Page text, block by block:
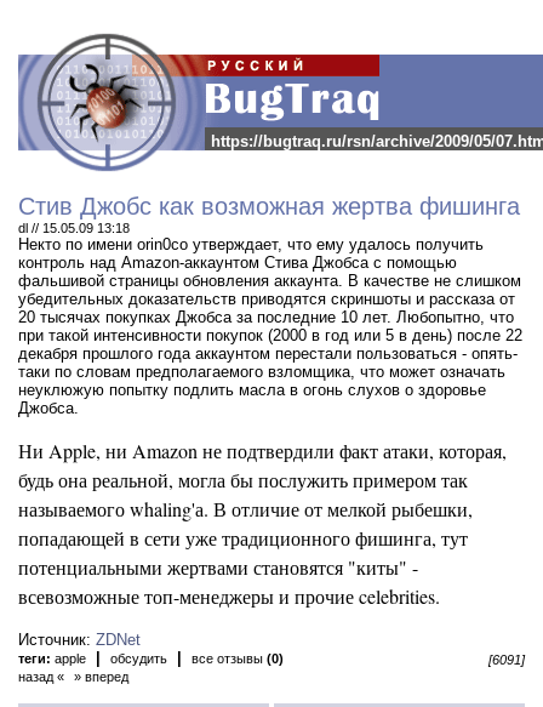
https://bugtraq.ru/rsn/archive/2009/05/
Стив Джобс как возможная жертва фишинга
dl // 15.05.09 13:18
Некто по имени orin0co утверждает, что ему удалось получить
контроль над Amazon-аккаунтом Стива Джобса с помощью
фальшивой страницы обновления аккаунта. В качестве не слишком
убедительных доказательств приводятся скриншоты и рассказа от
20 тысячах покупках Джобса за последние 10 лет. Любопытно, что
при такой интенсивности покупок (2000 в год или 5 в день) после 22
декабря прошлого года аккаунтом перестали пользоваться - опять-
таки по словам предполагаемого взломщика, что может означать
неуклюжую попытку подлить масла в огонь слухов о здоровье
Джобса.
Ни Apple, ни Amazon не подтвердили факт атаки, которая,
будь она реальной, могла бы послужить примером так
называемого whaling'а. В отличие от мелкой рыбешки,
попадающей в сети уже традиционного фишинга, тут
потенциальными жертвами становятся "киты" -
всевозможные топ-менеджеры и прочие celebrities.
Источник: ZDNet
теги: apple обсудить все отзывы (0)
[6091]
назад «
» вперед